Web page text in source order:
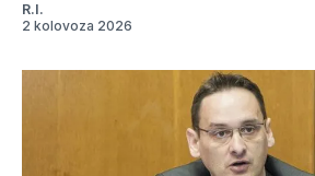
R.I.
2 kolovoza 2026